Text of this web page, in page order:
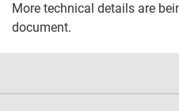
More technical details are
document.